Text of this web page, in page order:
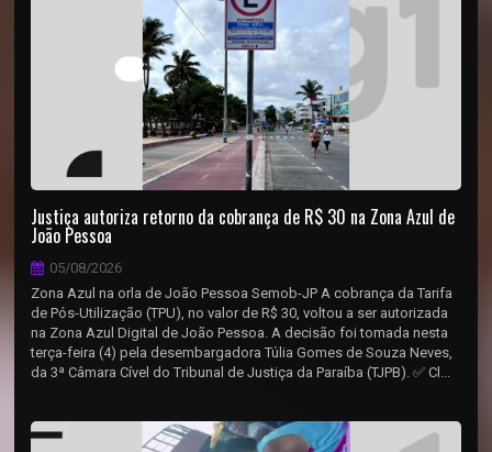
Justiça autoriza retorno da cobrança de R$ 30 na Zona Azul de
João Pessoa
05/08/2026
Zona Azul na orla de João Pessoa Semob-JP A cobrança da Tarifa
de Pós-Utilização (TPU), no valor de R$ 30, voltou a ser autorizada
na Zona Azul Digital de João Pessoa. A decisão foi tomada nesta
terça-feira (4) pela desembargadora Túlia Gomes de Souza Neves,
da 3ª Câmara Cível do Tribunal de Justiça da Paraíba (TJPB). ✅ Cl...